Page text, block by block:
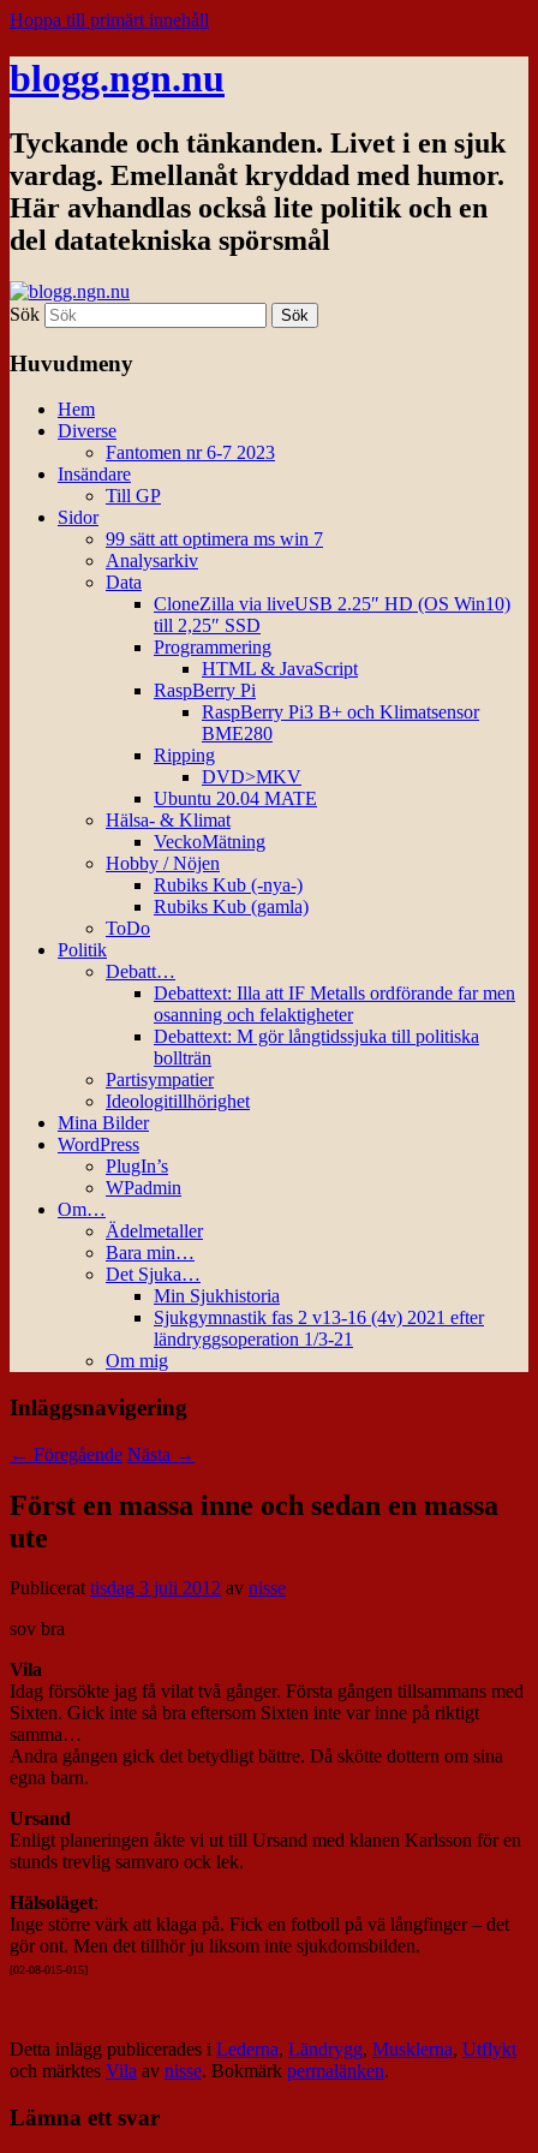
Hoppa till primärt innehåll
blogg.ngn.nu
Tyckande och tänkanden. Livet i en sjuk
vardag. Emellanåt kryddad med humor.
Här avhandlas också lite politik och en
del datatekniska spörsmål
Sök
Huvudmeny
Hem
Diverse
Fantomen nr 6-7 2023
Insändare
Till GP
Sidor
99 sätt att optimera ms win 7
Analysarkiv
Data
CloneZilla via liveUSB 2.25″ HD (OS Win10)
till 2,25″ SSD
Programmering
HTML & JavaScript
RaspBerry Pi
RaspBerry Pi3 B+ och Klimatsensor
BME280
Ripping
DVD>MKV
Ubuntu 20.04 MATE
Hälsa- & Klimat
VeckoMätning
Hobby / Nöjen
Rubiks Kub (-nya-)
Rubiks Kub (gamla)
ToDo
Politik
Debatt…
Debattext: Illa att IF Metalls ordförande far men
osanning och felaktigheter
Debattext: M gör långtidssjuka till politiska
bollträn
Partisympatier
Ideologitillhörighet
Mina Bilder
WordPress
PlugIn’s
WPadmin
Om…
Ädelmetaller
Bara min…
Det Sjuka…
Min Sjukhistoria
Sjukgymnastik fas 2 v13-16 (4v) 2021 efter
ländryggsoperation 1/3-21
Om mig
Inläggsnavigering
← Föregående Nästa →
Först en massa inne och sedan en massa
ute
Publicerattisdag 3 juli 2012 av nisse
sov bra
Vila
Idag försökte jag få vilat två gånger. Första gången tillsammans med
Sixten. Gick inte så bra eftersom Sixten inte var inne på riktigt
samma…
Andra gången gick det betydligt bättre. Då skötte dottern om sina
egna barn.
Ursand
Enligt planeringen åkte vi ut till Ursand med klanen Karlsson för en
stunds trevlig samvaro ock lek.
Hälsoläget:
Inge större värk att klaga på. Fick en fotboll på vä långfinger – det
gör ont. Men det tillhör ju liksom inte sjukdomsbilden.
[02-08-015-015]
Detta inlägg publicerades i Lederna, Ländrygg, Musklerna, Utflykt
och märktes Vila av nisse. Bokmärk permalänken.
Lämna ett svar